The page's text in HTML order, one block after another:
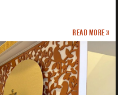
Read more »